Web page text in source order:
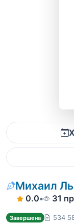
Михаил
0.0• 31
Завершена
534